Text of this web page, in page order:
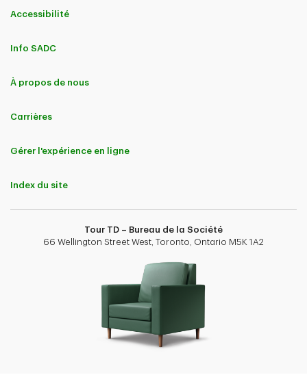
Accessibilité
Info SADC
À propos de nous
Carrières
Gérer l'expérience en ligne
Index du site
Tour TD – Bureau de la Société
66 Wellington Street West, Toronto, Ontario M5K 1A2